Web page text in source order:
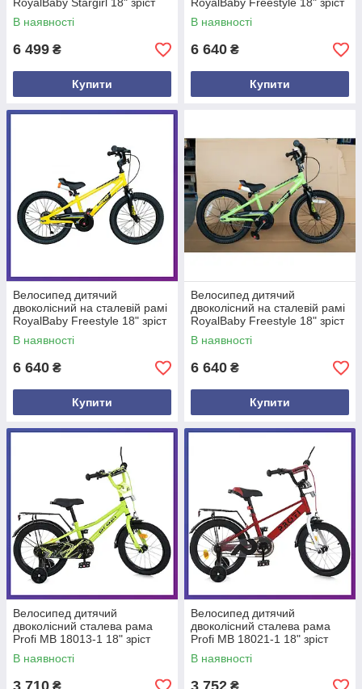
110-130 см від 5-8 років
Фіолетовий
В наявності
6 499 ₴
Купити
110-130 см від 5-8 років
Чорний
В наявності
6 640 ₴
Купити
Велосипед дитячий
двоколісний на сталевій рамі
RoyalBaby Freestyle 18" зріст
110-130 см від 5-8 років
Жовтий
В наявності
6 640 ₴
Купити
Велосипед дитячий
двоколісний на сталевій рамі
RoyalBaby Freestyle 18" зріст
110-130 см від 5-8 років
Зелений
В наявності
6 640 ₴
Купити
Велосипед дитячий
двоколісний сталева рама
Profi MB 18013-1 18" зріст
110-130 см вік 5 до 8 років
Салатовий
В наявності
3 710 ₴
Велосипед дитячий
двоколісний сталева рама
Profi MB 18021-1 18" зріст
110-130 см вік 5 до 8 років
Червоний
В наявності
3 752 ₴